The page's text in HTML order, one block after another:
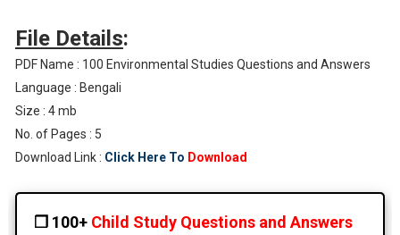
File Details:
PDF Name : 100 Environmental Studies Questions and Answers
Language : Bengali
Size : 4 mb
No. of Pages : 5
Download Link : Click Here To Download
❒ 100+ Child Study Questions and Answers